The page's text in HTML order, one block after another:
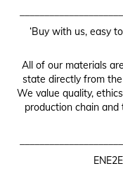
‘Buy with us, easy
All of our materials
state directly from
We value quality,
production chain